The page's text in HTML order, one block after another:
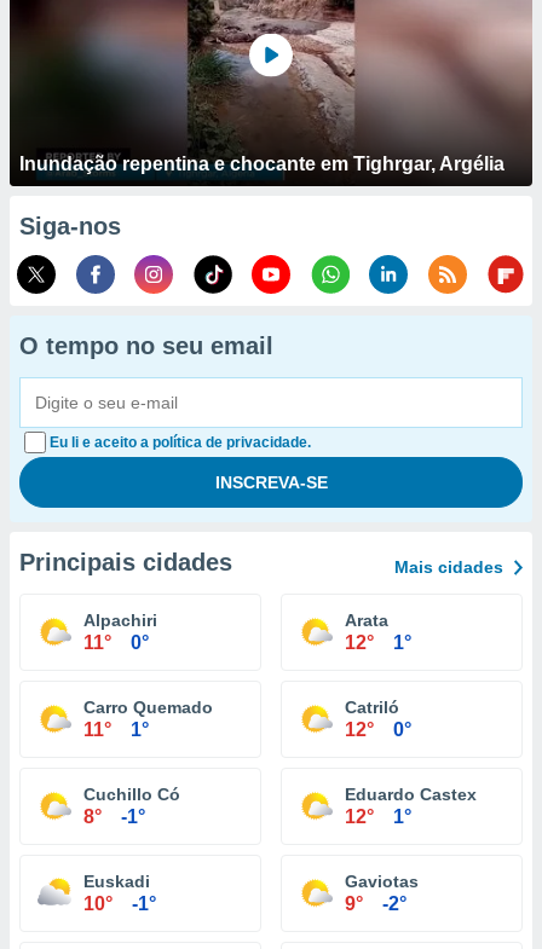
Inundação repentina e chocante em Tighrgar, Argélia
Siga-nos
O tempo no seu email
Eu li e aceito a política de privacidade.
Principais cidades Mais cidades
Alpachiri
11° 0°
Arata
12° 1°
Carro Quemado
11° 1°
Catriló
12° 0°
Cuchillo Có
8° -1°
Eduardo Castex
12° 1°
Euskadi
10° -1°
Gaviotas
9° -2°